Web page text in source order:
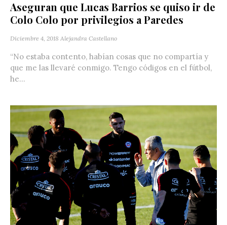
Aseguran que Lucas Barrios se quiso ir de
Colo Colo por privilegios a Paredes
Diciembre 4, 2018 Alejandra Castellano
“No estaba contento, habían cosas que no compartía y
que me las llevaré conmigo. Tengo códigos en el fútbol,
he...